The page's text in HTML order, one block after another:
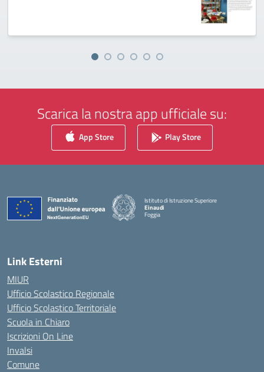
Scarica la nostra app ufficiale su:
App Store Play Store
Istituto di Istruzione Superiore
Einaudi
Foggia
— Visita la pagina iniziale della scuola
Link Esterni
MIUR
Ufficio Scolastico Regionale
Ufficio Scolastico Territoriale
Scuola in Chiaro
Iscrizioni On Line
Invalsi
Comune